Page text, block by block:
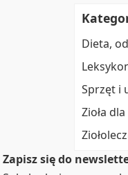
Dieta,
Sprzęt i
Zioła
Zapisz się do